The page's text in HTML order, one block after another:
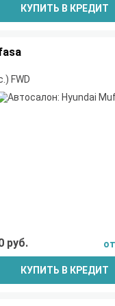
КУПИТЬ В КРЕДИТ
FWD
руб.
КУПИТЬ В КРЕДИТ